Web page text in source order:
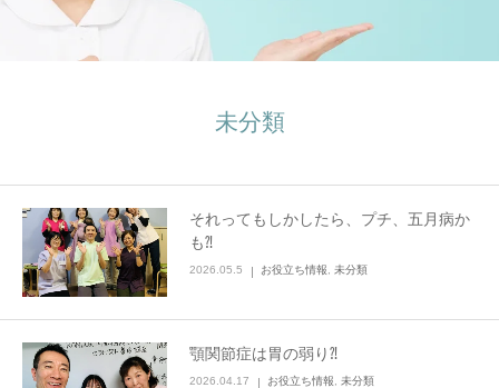
未分類
それってもしかしたら、プチ、五月病か
も⁈
2026.05.5 お役立ち情報 未分類
顎関節症は胃の弱り⁈
2026.04.17 お役立ち情報 未分類